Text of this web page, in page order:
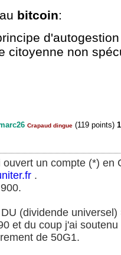
bitcoin:
citoyenne non
Crapaud dingue (119 points)
ouvert un compte (*) en
.
(dividende
et du coup j'ai
de 50G1.